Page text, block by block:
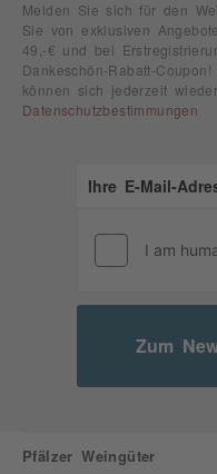
Melden Sie sich für den
Sie von exklusiven
49,-€ und bei
Dankeschön-Rabatt-
können sich jederzeit
Datenschutzbestimmungen
Zum
Pfälzer Weingüter